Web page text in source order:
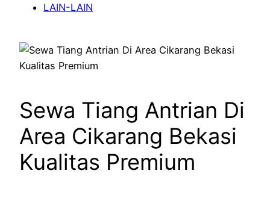
LAIN-LAIN
Sewa Tiang Antrian Di
Area Cikarang Bekasi
Kualitas Premium